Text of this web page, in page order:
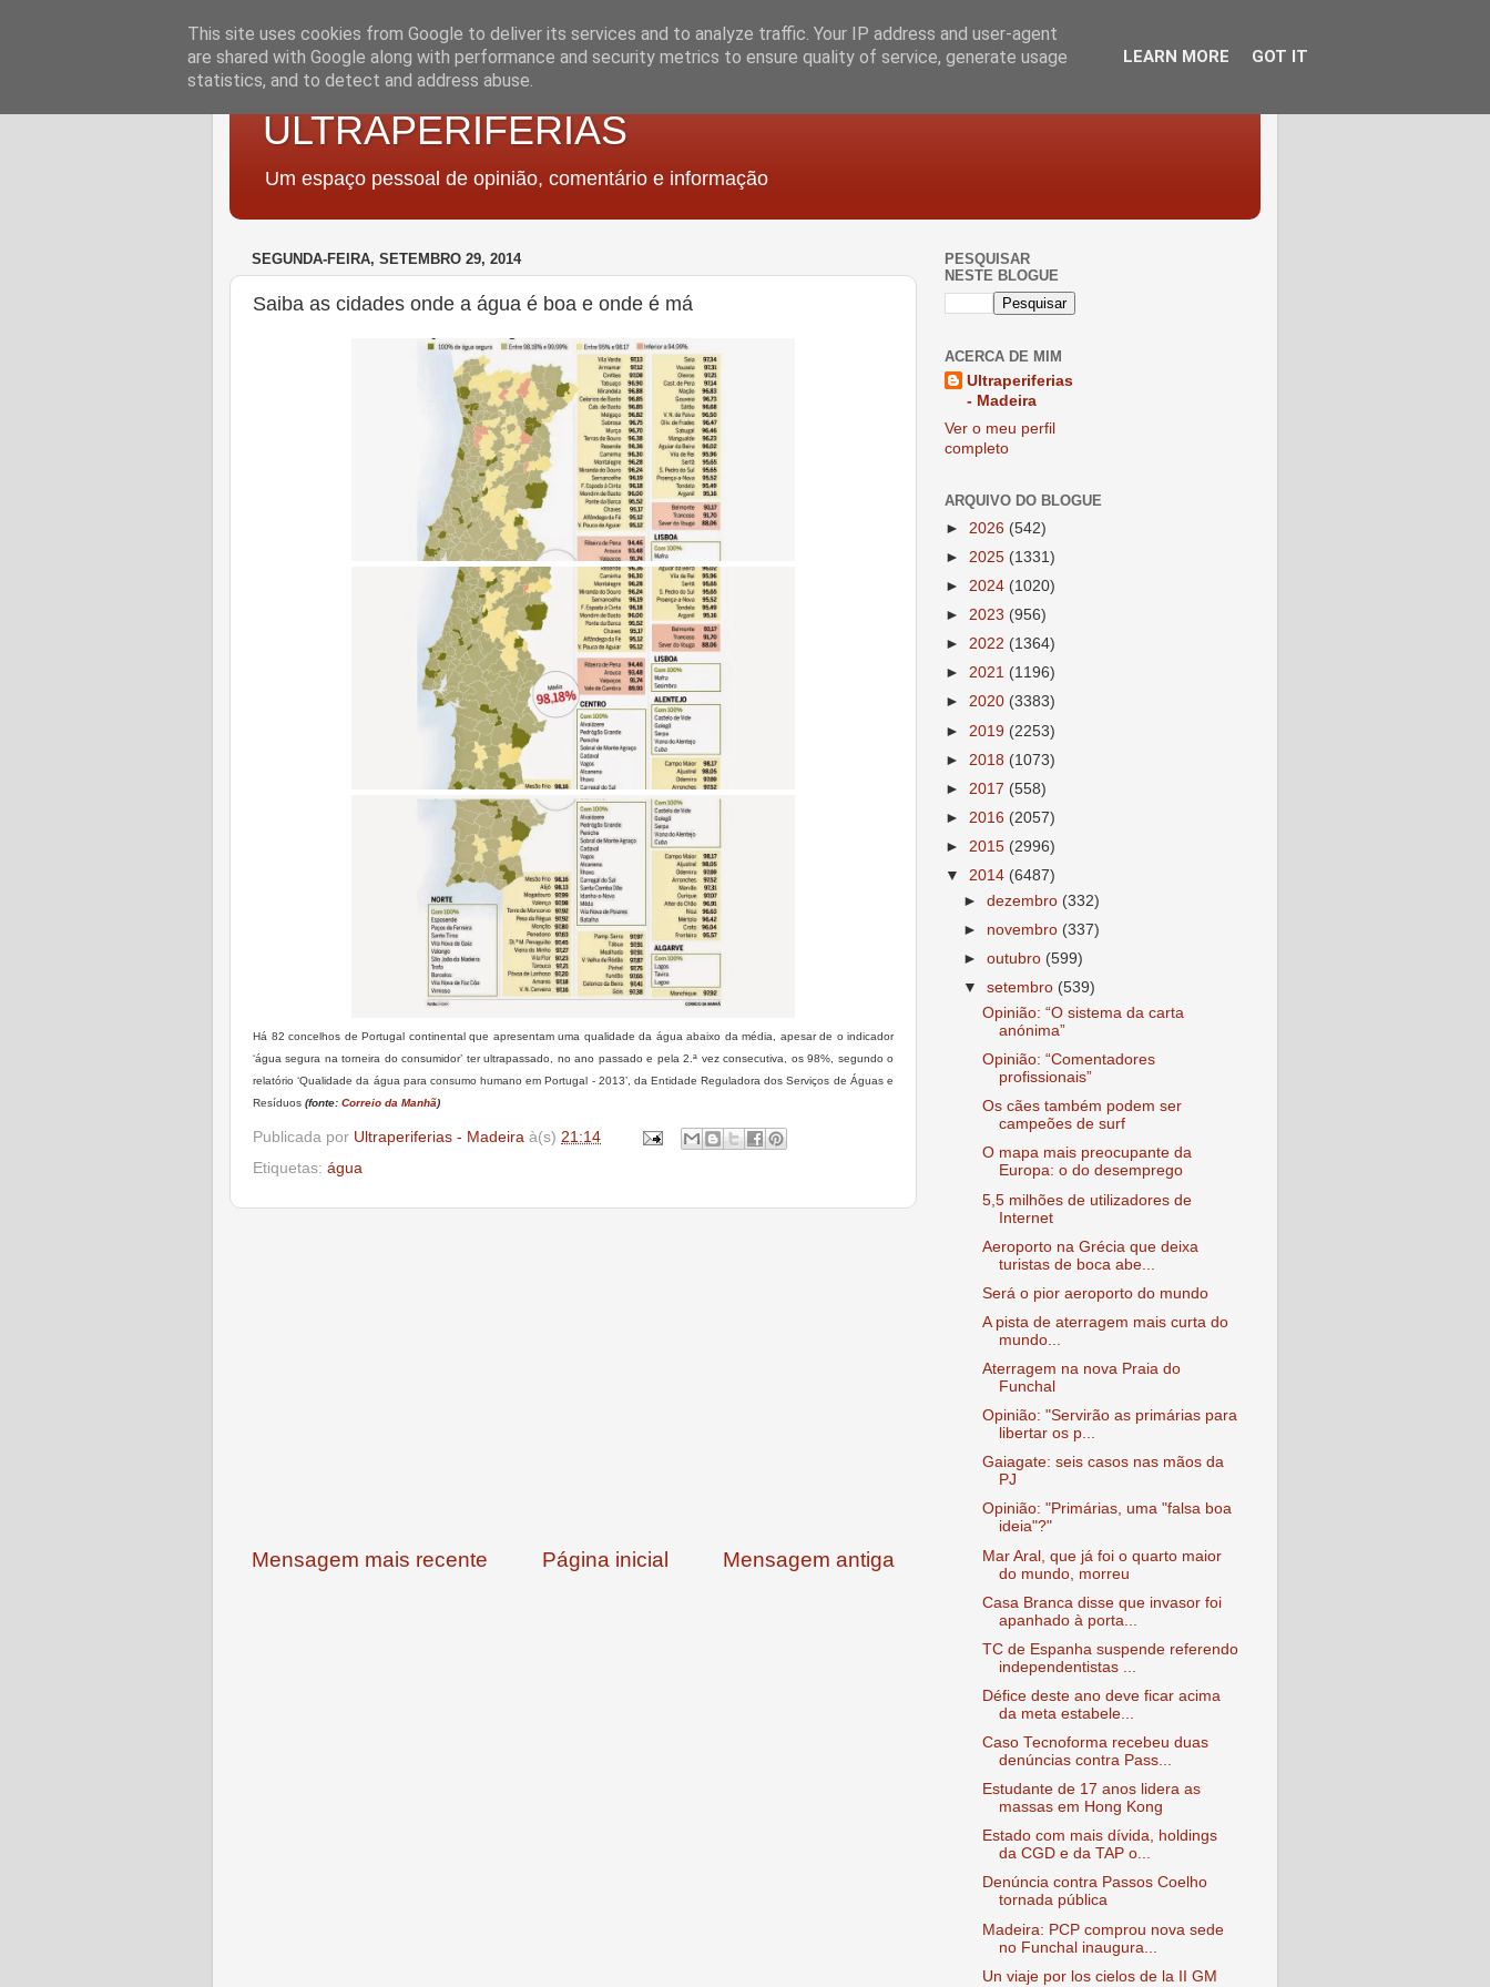
ULTRAPERIFERIAS
Um espaço pessoal de opinião, comentário e informação
SEGUNDA-FEIRA, SETEMBRO 29, 2014
Saiba as cidades onde a água é boa e onde é má
Há 82 concelhos de Portugal continental que apresentam uma qualidade da água abaixo da média, apesar de o indicador
‘água segura na torneira do consumidor’ ter ultrapassado, no ano passado e pela 2.ª vez consecutiva, os 98%, segundo o
relatório ‘Qualidade da água para consumo humano em Portugal - 2013’, da Entidade Reguladora dos Serviços de Águas e
Resíduos (fonte: Correio da Manhã)
Publicada por Ultraperiferias - Madeira à(s) 21:14
Etiquetas: água
Mensagem mais recente Mensagem antiga
Página inicial
PESQUISAR
NESTE BLOGUE
ACERCA DE MIM
Ultraperiferias
- Madeira
Ver o meu perfil
completo
ARQUIVO DO BLOGUE
► 2026 (542)
► 2025 (1331)
► 2024 (1020)
► 2023 (956)
► 2022 (1364)
► 2021 (1196)
► 2020 (3383)
► 2019 (2253)
► 2018 (1073)
► 2017 (558)
► 2016 (2057)
► 2015 (2996)
▼ 2014 (6487)
►dezembro (332)
► novembro (337)
►outubro (599)
▼setembro (539)
Opinião: “O sistema da carta
anónima”
Opinião: “Comentadores
profissionais”
Os cães também podem ser
campeões de surf
O mapa mais preocupante da
Europa: o do desemprego
5,5 milhões de utilizadores de
Internet
Aeroporto na Grécia que deixa
turistas de boca abe...
Será o pior aeroporto do mundo
A pista de aterragem mais curta do
mundo...
Aterragem na nova Praia do
Funchal
Opinião: "Servirão as primárias para
libertar os p...
Gaiagate: seis casos nas mãos da
PJ
Opinião: "Primárias, uma "falsa boa
ideia"?"
Mar Aral, que já foi o quarto maior
do mundo, morreu
Casa Branca disse que invasor foi
apanhado à porta...
TC de Espanha suspende referendo
independentistas ...
Défice deste ano deve ficar acima
da meta estabele...
Caso Tecnoforma recebeu duas
denúncias contra Pass...
Estudante de 17 anos lidera as
massas em Hong Kong
Estado com mais dívida, holdings
da CGD e da TAP o...
Denúncia contra Passos Coelho
tornada pública
Madeira: PCP comprou nova sede
no Funchal inaugura...
Un viaje por los cielos de la II GM
This site uses cookies from Google to deliver its services and to analyze traffic. Your IP address and user-agent
are shared with Google along with performance and security metrics to ensure quality of service, generate usage
statistics, and to detect and address abuse.
LEARN MORE GOT IT